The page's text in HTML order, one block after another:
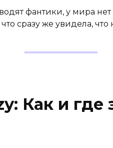
фантики, у мира
сразу же увидела, что
Как и где